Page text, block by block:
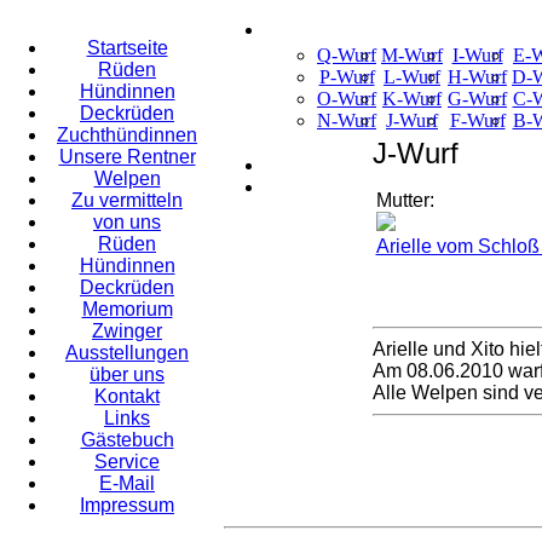
Startseite
Rüden
Hündinnen
Deckrüden
Zuchthündinnen
Unsere Rentner
Welpen
Zu vermitteln
von uns
Rüden
Hündinnen
Deckrüden
Memorium
Zwinger
Ausstellungen
über uns
Kontakt
Links
Gästebuch
Service
E-Mail
Impressum
Q-Wurf
P-Wurf
O-Wurf
N-Wurf
M-Wurf
L-Wurf
K-Wurf
J-Wurf
I-Wurf
H-Wurf
G-Wurf
F-Wurf
E-
D-
C-
B-
J-Wurf
Mutter:
Arielle vom
Arielle und Xito
Am 08.06.2010
Alle Welpen sind